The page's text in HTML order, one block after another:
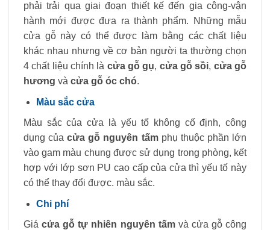
phải trải qua giai đoạn thiết kế đến gia công-vận
hành mới được đưa ra thành phẩm. Những mẫu
cửa gỗ này có thể được làm bằng các chất liệu
khác nhau nhưng về cơ bản người ta thường chọn
4 chất liệu chính là cửa gỗ gụ, cửa gỗ sồi, cửa gỗ
hương và cửa gỗ óc chó.
Màu sắc cửa
Màu sắc của cửa là yếu tố không cố định, công
dụng củacửa gỗ nguyên tấmphụ thuộc phần lớn
vào gam màu chung được sử dụng trong phòng, kết
hợp với lớp sơn PU cao cấp của cửa thì yếu tố này
có thể thay đổi được. màu sắc.
Chi phí
Giácửa gỗ tự nhiên nguyên tấmvà cửa gỗ công